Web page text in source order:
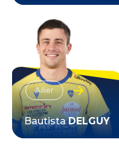
VOIR LA FICHE
Ailier
BautistaDELGUY